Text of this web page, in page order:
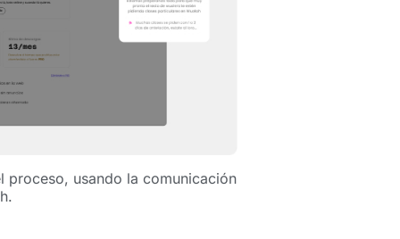
proceso, usando la comunicación